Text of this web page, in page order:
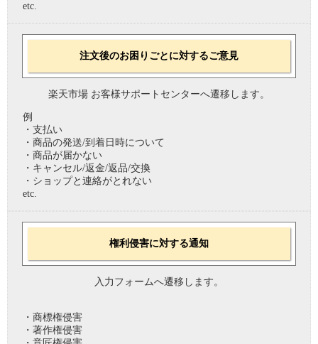
etc.
注文後のお困りごとに対するご意見
楽天市場 お客様サポートセンターへ遷移します。
例
・支払い
・商品の発送/到着日時について
・商品が届かない
・キャンセル/返金/返品/交換
・ショップと連絡がとれない
etc.
権利侵害に対する通知
入力フォームへ遷移します。
・商標権侵害
・著作権侵害